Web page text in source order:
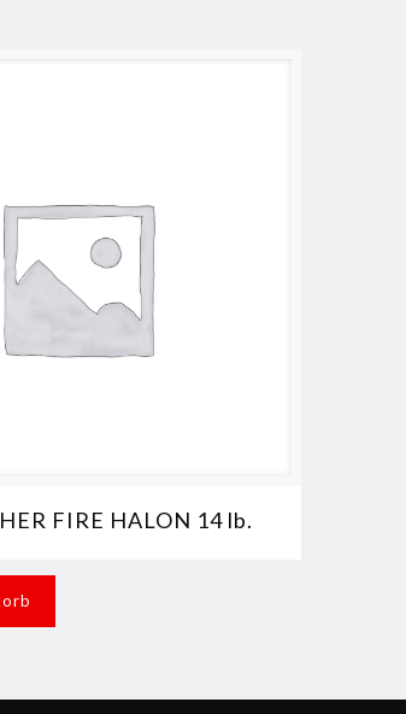
FIRE HALON 14 lb.